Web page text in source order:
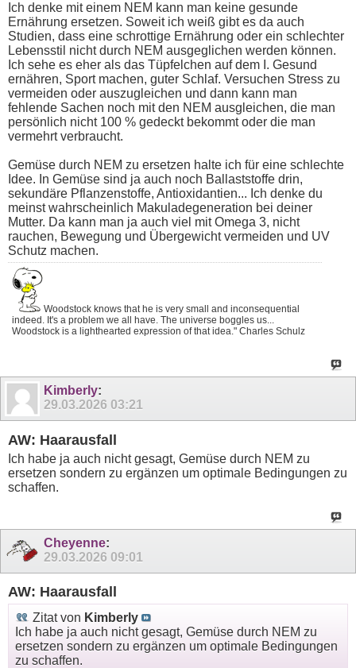
Ich denke mit einem NEM kann man keine gesunde
Ernährung ersetzen. Soweit ich weiß gibt es da auch
Studien, dass eine schrottige Ernährung oder ein schlechter
Lebensstil nicht durch NEM ausgeglichen werden können.
Ich sehe es eher als das Tüpfelchen auf dem I. Gesund
ernähren, Sport machen, guter Schlaf. Versuchen Stress zu
vermeiden oder auszugleichen und dann kann man
fehlende Sachen noch mit den NEM ausgleichen, die man
persönlich nicht 100 % gedeckt bekommt oder die man
vermehrt verbraucht.
Gemüse durch NEM zu ersetzen halte ich für eine schlechte
Idee. In Gemüse sind ja auch noch Ballaststoffe drin,
sekundäre Pflanzenstoffe, Antioxidantien... Ich denke du
meinst wahrscheinlich Makuladegeneration bei deiner
Mutter. Da kann man ja auch viel mit Omega 3, nicht
rauchen, Bewegung und Übergewicht vermeiden und UV
Schutz machen.
Woodstock knows that he is very small and inconsequential
indeed. It's a problem we all have. The universe boggles us...
Woodstock is a lighthearted expression of that idea." Charles Schulz
Kimberly:
29.03.2026 03:21
AW: Haarausfall
Ich habe ja auch nicht gesagt, Gemüse durch NEM zu
ersetzen sondern zu ergänzen um optimale Bedingungen zu
schaffen.
Cheyenne:
29.03.2026 09:01
AW: Haarausfall
Zitat von Kimberly
Ich habe ja auch nicht gesagt, Gemüse durch NEM zu
ersetzen sondern zu ergänzen um optimale Bedingungen
zu schaffen.